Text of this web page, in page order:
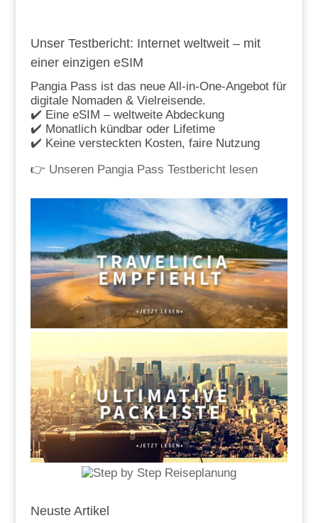
Unser Testbericht: Internet weltweit – mit
einer einzigen eSIM
Pangia Pass ist das neue All-in-One-Angebot für
digitale Nomaden & Vielreisende.
✔️ Eine eSIM – weltweite Abdeckung
✔️ Monatlich kündbar oder Lifetime
✔️ Keine versteckten Kosten, faire Nutzung
👉 Unseren Pangia Pass Testbericht lesen
Neuste Artikel